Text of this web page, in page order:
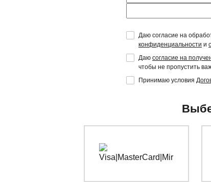
Даю согласие на
конфиденциальности и
Даю согласие на
чтобы не пропустить
Принимаю условия